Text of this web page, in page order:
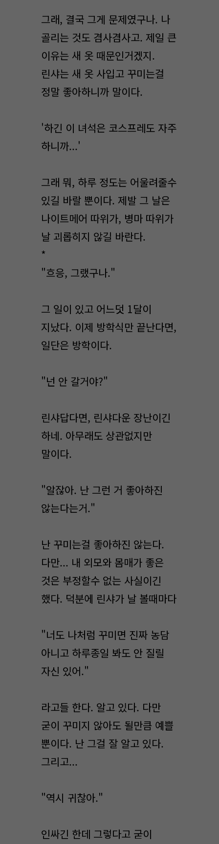
그래, 결국 그게 문제였구나. 나
골리는 것도 겸사겸사고. 제일 큰
이유는 새 옷 때문인거겠지.
린샤는 새 옷 사입고 꾸미는걸
정말 좋아하니까 말이다.
'하긴 이 녀석은 코스프레도 자주
하니까...'
그래 뭐, 하루 정도는 어울려줄수
있길 바랄 뿐이다. 제발 그 날은
나이트메어 따위가, 병마 따위가
날 괴롭히지 않길 바란다.
*
"흐응, 그랬구나."
그 일이 있고 어느덧 1달이
지났다. 이제 방학식만 끝난다면,
일단은 방학이다.
"넌 안 갈거야?"
린샤답다면, 린샤다운 장난이긴
하네. 아무래도 상관없지만
말이다.
"알잖아. 난 그런 거 좋아하진
않는다는거."
난 꾸미는걸 좋아하진 않는다.
다만... 내 외모와 몸매가 좋은
것은 부정할수 없는 사실이긴
했다. 덕분에 린샤가 날 볼때마다
"너도 나처럼 꾸미면 진짜 농담
아니고 하루종일 봐도 안 질릴
자신 있어."
라고들 한다. 알고 있다. 다만
굳이 꾸미지 않아도 될만큼 예쁠
뿐이다. 난 그걸 잘 알고 있다.
그리고...
"역시 귀찮아."
인싸긴 한데 그렇다고 굳이